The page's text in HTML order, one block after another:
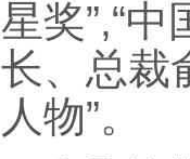
星奖”,“
长、总裁
人物”。